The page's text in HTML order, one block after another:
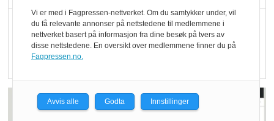
Rapport: Økokundene
er klare! Er markedet
Vi er med i Fagpressen-nettverket. Om du samtykker under, vil
du få relevante annonser på nettstedene til medlemmene i
nettverket basert på informasjon fra dine besøk på tvers av
disse nettstedene. En oversikt over medlemmene finner du på
Fagpressen.no.
Avvis alle Godta Innstillinger